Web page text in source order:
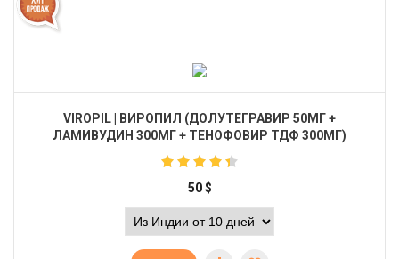
VIROPIL | ВИРОПИЛ (ДОЛУТЕГРАВИР 50МГ +
ЛАМИВУДИН 300МГ + ТЕНОФОВИР ТДФ 300МГ)
50 $